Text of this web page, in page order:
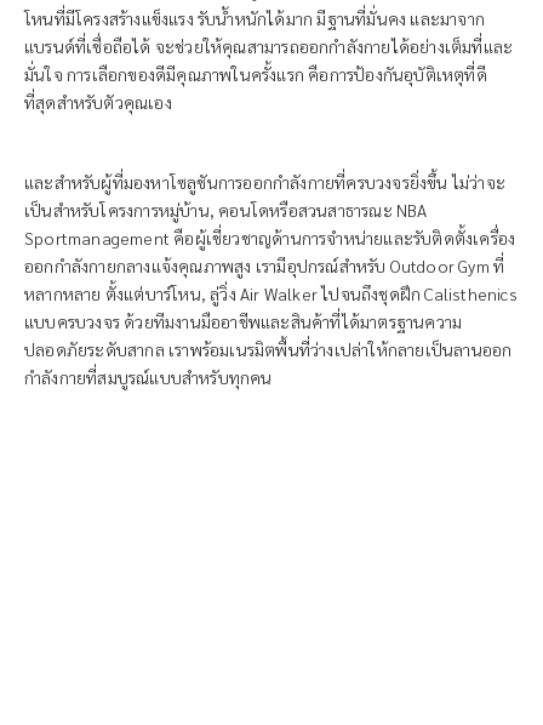
โหนที่มีโครงสร้างแข็งแรง รับน้ำหนักได้มาก มีฐานที่มั่นคง และมาจาก
แบรนด์ที่เชื่อถือได้ จะช่วยให้คุณสามารถออกกำลังกายได้อย่างเต็มที่และ
มั่นใจ การเลือกของดีมีคุณภาพในครั้งแรก คือการป้องกันอุบัติเหตุที่ดี
ที่สุดสำหรับตัวคุณเอง
และสำหรับผู้ที่มองหาโซลูชันการออกกำลังกายที่ครบวงจรยิ่งขึ้น ไม่ว่าจะ
เป็นสำหรับโครงการหมู่บ้าน, คอนโดหรือสวนสาธารณะ NBA
Sportmanagement คือผู้เชี่ยวชาญด้านการจำหน่ายและรับติดตั้งเครื่อง
ออกกำลังกายกลางแจ้งคุณภาพสูง เรามีอุปกรณ์สำหรับ Outdoor Gym ที่
หลากหลาย ตั้งแต่บาร์โหน, ลู่วิ่ง Air Walker ไปจนถึงชุดฝึก Calisthenics
แบบครบวงจร ด้วยทีมงานมืออาชีพและสินค้าที่ได้มาตรฐานความ
ปลอดภัยระดับสากล เราพร้อมเนรมิตพื้นที่ว่างเปล่าให้กลายเป็นลานออก
กำลังกายที่สมบูรณ์แบบสำหรับทุกคน